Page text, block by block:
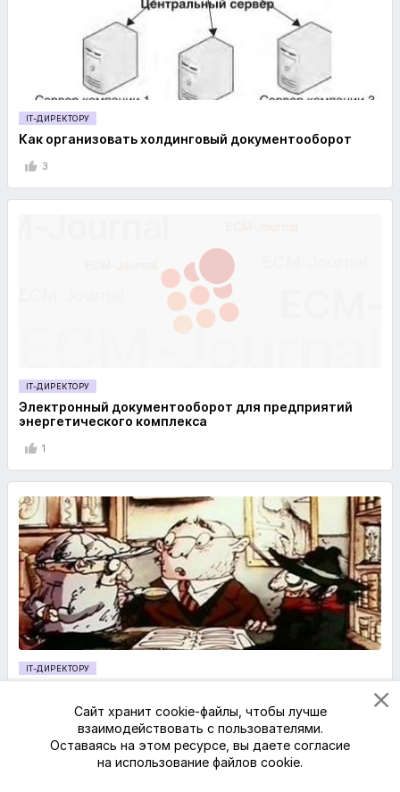
IT-ДИРЕКТОРУ
Как организовать холдинговый документооборот
3
IT-ДИРЕКТОРУ
Электронный документооборот для предприятий
энергетического комплекса
1
IT-ДИРЕКТОРУ
Сайт хранит cookie-файлы, чтобы лучше
взаимодействовать с пользователями.
Оставаясь на этом ресурсе, вы даете согласие
на использование файлов cookie.